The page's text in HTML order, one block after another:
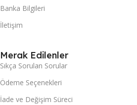
Banka Bilgileri
İletişim
Merak Edilenler
Sıkça Sorulan Sorular
Ödeme Seçenekleri
İade ve Değişim Süreci